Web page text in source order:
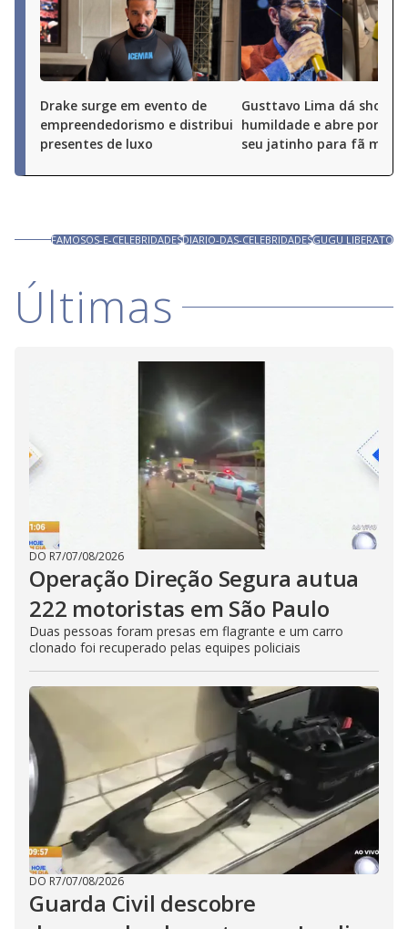
Drake surge em evento de
empreendedorismo e distribui
presentes de luxo
Gusttavo Lima dá show
humildade e abre portas
seu jatinho para fã mirim
FAMOSOS-E-CELEBRIDADESDIARIO-DAS-CELEBRIDADESGUGU LIBERATO
Últimas
DO R7/07/08/2026
Operação Direção Segura autua
222 motoristas em São Paulo
Duas pessoas foram presas em flagrante e um carro
clonado foi recuperado pelas equipes policiais
DO R7/07/08/2026
Guarda Civil descobre